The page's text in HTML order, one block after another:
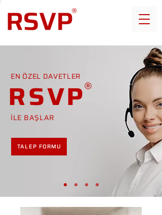
EN ÖZEL DAVETLER
RSVP
İLE BAŞLAR
TALEP FORMU